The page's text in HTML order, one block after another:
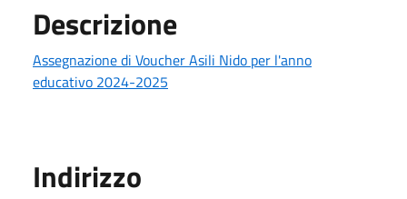
Descrizione
Assegnazione di Voucher Asili Nido per l'anno
educativo 2024-2025
Indirizzo